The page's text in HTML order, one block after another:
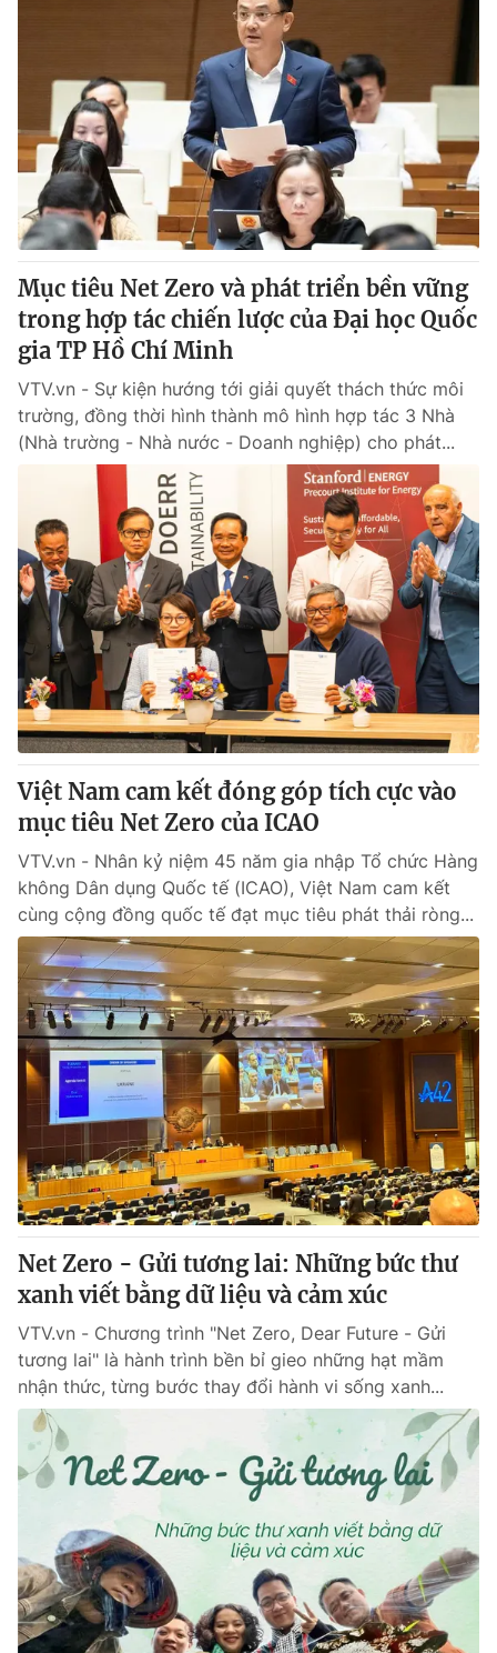
Cơ quan chủ quản:
Đài Truyền hình Việt Nam
Cơ quan báo chí:
Thời báo VTV
Giấy phép hoạt động báo in và báo điện tử số 483/GP-BTTTT
cấp ngày 29/12/2023
Tổng Biên tập:Vũ Thanh Thủy
Phó Tổng Biên tập:Nguyễn Thị Mỹ Hạnh, Phạm Quốc Thắng,
Nguyễn Trọng Ninh
Tổng đài VTV:024.38 355 931 - 024.38 355 932
Ðiện thoại Thời báo VTV:024.66 897 897
toasoan@vtv.vn
Liên hệ quảng cáo:024-7300.7108
® Cấm sao chép dưới mọi hình thức nếu không có sự chấp
thuận bằng văn bản. Ghi rõ nguồn VTV.vn khi phát hành lại
thông tin từ website này.
Mục tiêu Net Zero và phát triển bền vững
trong hợp tác chiến lược của Đại học Quốc
gia TP Hồ Chí Minh
VTV.vn - Sự kiện hướng tới giải quyết thách thức môi
trường, đồng thời hình thành mô hình hợp tác 3 Nhà
(Nhà trường - Nhà nước - Doanh nghiệp) cho phát...
Việt Nam cam kết đóng góp tích cực vào
mục tiêu Net Zero của ICAO
VTV.vn - Nhân kỷ niệm 45 năm gia nhập Tổ chức Hàng
không Dân dụng Quốc tế (ICAO), Việt Nam cam kết
cùng cộng đồng quốc tế đạt mục tiêu phát thải ròng...
Net Zero - Gửi tương lai: Những bức thư
xanh viết bằng dữ liệu và cảm xúc
VTV.vn - Chương trình "Net Zero, Dear Future - Gửi
tương lai" là hành trình bền bỉ gieo những hạt mầm
nhận thức, từng bước thay đổi hành vi sống xanh...